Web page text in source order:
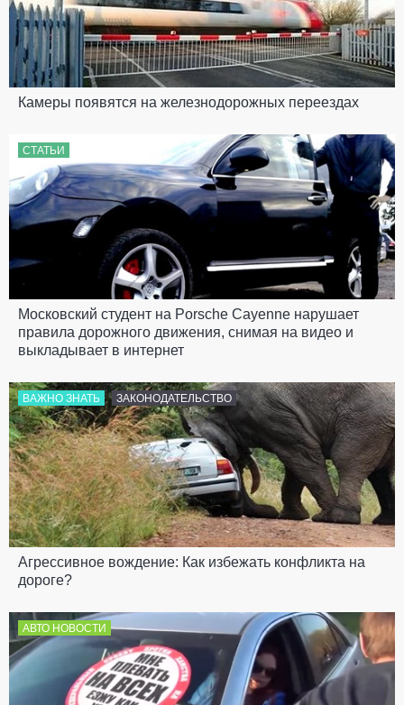
Камеры появятся на железнодорожных переездах
СТАТЬИ
Московский студент на Porsche Cayenne нарушает
правила дорожного движения, снимая на видео и
выкладывает в интернет
ВАЖНО ЗНАТЬ ЗАКОНОДАТЕЛЬСТВО
Агрессивное вождение: Как избежать конфликта на
дороге?
АВТО НОВОСТИ